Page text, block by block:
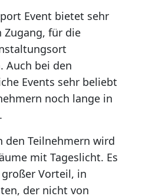
Event bietet sehr
Zugang, für die
Auch bei den
Events sehr beliebt
noch lange in
den Teilnehmern wird
mit Tageslicht. Es
Vorteil, in
der nicht von